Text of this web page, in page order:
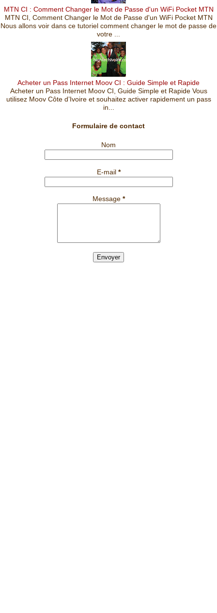
MTN CI : Comment Changer le Mot de Passe d'un WiFi Pocket MTN
MTN CI, Comment Changer le Mot de Passe d'un WiFi Pocket MTN
Nous allons voir dans ce tutoriel comment changer le mot de passe de
votre ...
Acheter un Pass Internet Moov CI : Guide Simple et Rapide
Acheter un Pass Internet Moov CI, Guide Simple et Rapide Vous
utilisez Moov Côte d’Ivoire et souhaitez activer rapidement un pass
in...
Formulaire de contact
Nom
E-mail *
Message *